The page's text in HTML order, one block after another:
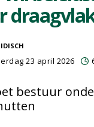
23 april 2026
bestuur